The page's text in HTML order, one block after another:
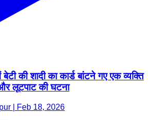
की शादी का कार्ड बांटने गए एक व्यक्ति
लूटपाट की घटना
| Feb 18, 2026